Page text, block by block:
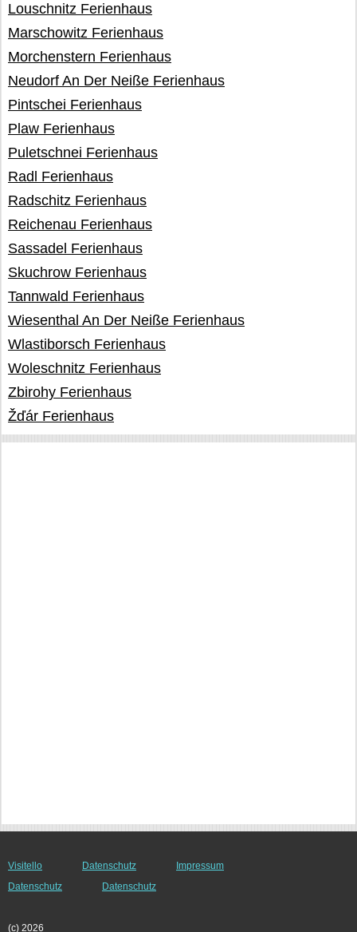
Louschnitz Ferienhaus
Marschowitz Ferienhaus
Morchenstern Ferienhaus
Neudorf An Der Neiße Ferienhaus
Pintschei Ferienhaus
Plaw Ferienhaus
Puletschnei Ferienhaus
Radl Ferienhaus
Radschitz Ferienhaus
Reichenau Ferienhaus
Sassadel Ferienhaus
Skuchrow Ferienhaus
Tannwald Ferienhaus
Wiesenthal An Der Neiße Ferienhaus
Wlastiborsch Ferienhaus
Woleschnitz Ferienhaus
Zbirohy Ferienhaus
Žďár Ferienhaus
Visitello Datenschutz
Impressum
Datenschutz
Datenschutz
(c) 2026